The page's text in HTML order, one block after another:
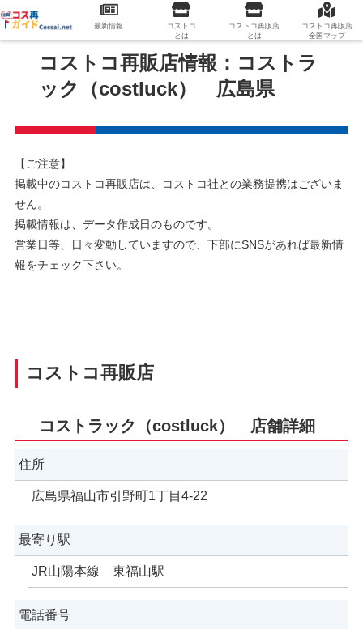
コストコ再販店情報：コストラ
ック（costluck） 広島県
【ご注意】
掲載中のコストコ再販店は、コストコ社との業務提携はございま
せん。
掲載情報は、データ作成日のものです。
営業日等、日々変動していますので、下部にSNSがあれば最新情
報をチェック下さい。
コストコ再販店
コストラック（costluck） 店舗詳細
住所
広島県福山市引野町1丁目4-22
最寄り駅
JR山陽本線 東福山駅
電話番号
最新情報
コストコ
とは
コストコ再販店
とは
コストコ再販店
全国マップ